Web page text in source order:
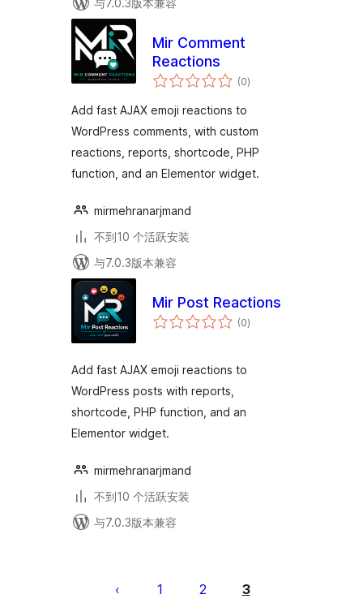
与7.0.3版本兼容
Mir Comment
Reactions
(0总
评)
Add fast AJAX emoji reactions to
WordPress comments, with custom
reactions, reports, shortcode, PHP
function, and an Elementor widget.
mirmehranarjmand
不到10 个活跃安装
与7.0.3版本兼容
Mir Post Reactions
(0总
评)
Add fast AJAX emoji reactions to
WordPress posts with reports,
shortcode, PHP function, and an
Elementor widget.
mirmehranarjmand
不到10 个活跃安装
与7.0.3版本兼容
1 2 3